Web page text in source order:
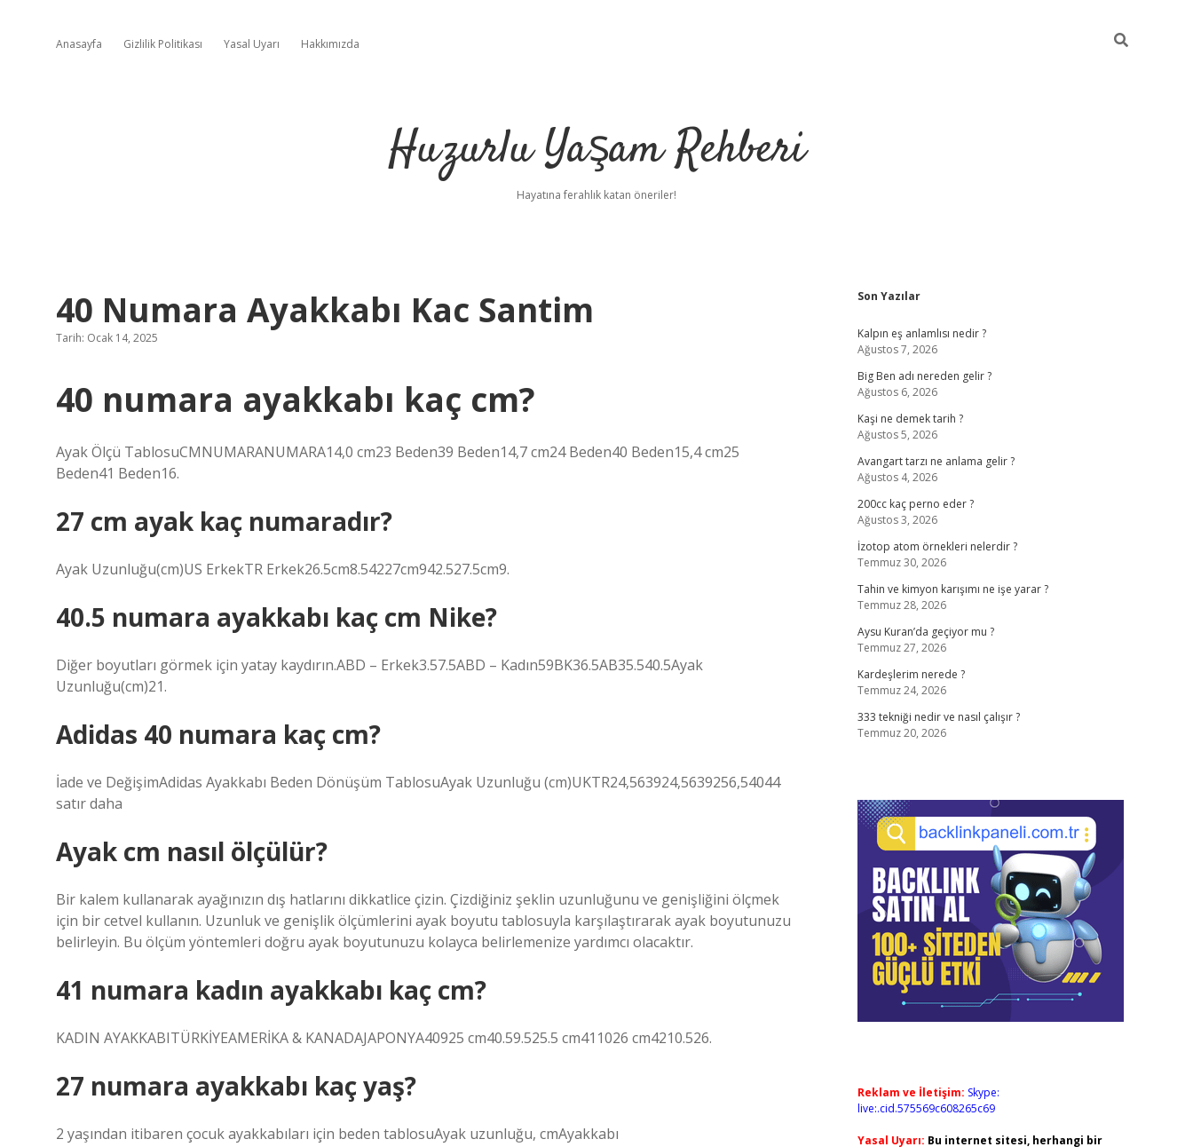
Anasayfa Gizlilik Politikası Yasal Uyarı Hakkımızda
Huzurlu Yaşam Rehberi
Hayatına ferahlık katan öneriler!
40 Numara Ayakkabı Kac Santim
Tarih: Ocak 14, 2025
40 numara ayakkabı kaç cm?
Ayak Ölçü TablosuCMNUMARANUMARA14,0 cm23 Beden39 Beden14,7 cm24 Beden40 Beden15,4 cm25
Beden41 Beden16.
27 cm ayak kaç numaradır?
Ayak Uzunluğu(cm)US ErkekTR Erkek26.5cm8.54227cm942.527.5cm9.
40.5 numara ayakkabı kaç cm Nike?
Diğer boyutları görmek için yatay kaydırın.ABD – Erkek3.57.5ABD – Kadın59BK36.5AB35.540.5Ayak
Uzunluğu(cm)21.
Adidas 40 numara kaç cm?
İade ve DeğişimAdidas Ayakkabı Beden Dönüşüm TablosuAyak Uzunluğu (cm)UKTR24,563924,5639256,54044
satır daha
Ayak cm nasıl ölçülür?
Bir kalem kullanarak ayağınızın dış hatlarını dikkatlice çizin. Çizdiğiniz şeklin uzunluğunu ve genişliğini ölçmek
için bir cetvel kullanın. Uzunluk ve genişlik ölçümlerini ayak boyutu tablosuyla karşılaştırarak ayak boyutunuzu
belirleyin. Bu ölçüm yöntemleri doğru ayak boyutunuzu kolayca belirlemenize yardımcı olacaktır.
41 numara kadın ayakkabı kaç cm?
KADIN AYAKKABITÜRKİYEAMERİKA & KANADAJAPONYA40925 cm40.59.525.5 cm411026 cm4210.526.
27 numara ayakkabı kaç yaş?
2 yaşından itibaren çocuk ayakkabıları için beden tablosuAyak uzunluğu, cmAyakkabı
Sidebar
Son Yazılar
Kalpın eş anlamlısı nedir ?
Ağustos 7, 2026
Big Ben adı nereden gelir ?
Ağustos 6, 2026
Kaşi ne demek tarih ?
Ağustos 5, 2026
Avangart tarzı ne anlama gelir ?
Ağustos 4, 2026
200cc kaç perno eder ?
Ağustos 3, 2026
İzotop atom örnekleri nelerdir ?
Temmuz 30, 2026
Tahin ve kimyon karışımı ne işe yarar ?
Temmuz 28, 2026
Aysu Kuran’da geçiyor mu ?
Temmuz 27, 2026
Kardeşlerim nerede ?
Temmuz 24, 2026
333 tekniği nedir ve nasıl çalışır ?
Temmuz 20, 2026
Reklam ve İletişim: Skype:
live:.cid.575569c608265c69
Yasal Uyarı: Bu internet sitesi, herhangi bir